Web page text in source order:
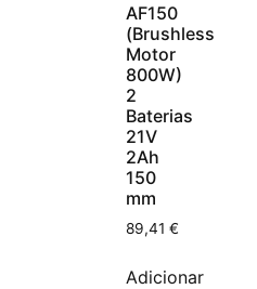
AF150
(Brushless
Motor
800W)
2
Baterias
21V
2Ah
150
mm
89,41 €
Adicionar